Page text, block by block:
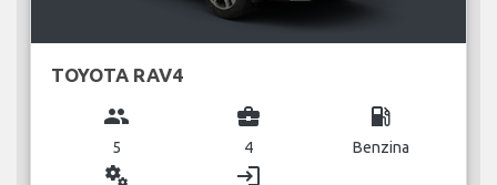
TOYOTA RAV4
group
5
business_center
4
local_gas_station
Benzina
miscellaneous_services login